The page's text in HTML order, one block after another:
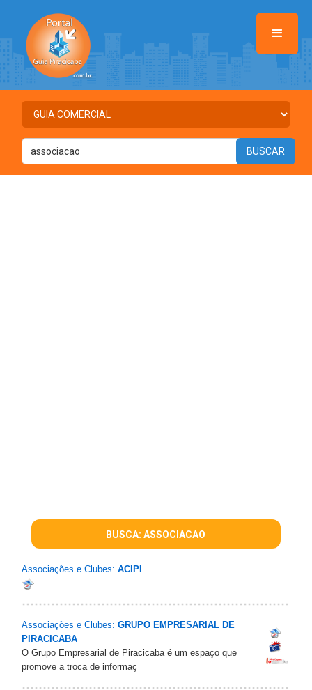
BUSCA: ASSOCIACAO
Associações e Clubes: ACIPI
Associações e Clubes: GRUPO EMPRESARIAL DE
PIRACICABA
O Grupo Empresarial de Piracicaba é um espaço que
promove a troca de informaç